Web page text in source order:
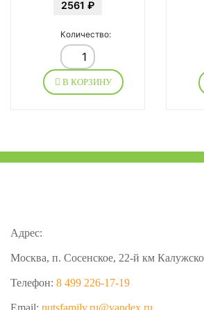
2561 ₽
Количество:
В КОРЗИНУ
Адрес:
Москва, п. Сосенское, 22-й км
Телефон: 8 499 226-17-19